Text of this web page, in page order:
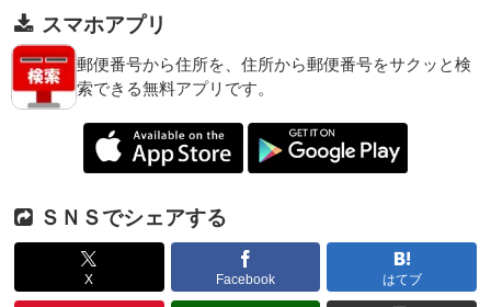
スマホアプリ
郵便番号から住所を、住所から郵便番号をサクッと検
索できる無料アプリです。
ＳＮＳでシェアする
X Facebook はてブ